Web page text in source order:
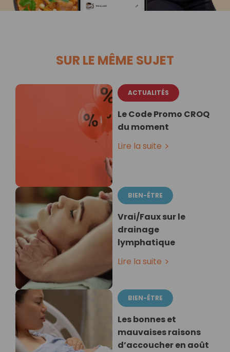
SUR LE MÊME SUJET
ACTUALITÉS
Le Code Promo CROQ
du moment
Lire la suite
BIEN-ÊTRE
Vrai/Faux sur le
drainage
lymphatique
Lire la suite
BIEN-ÊTRE
Les bonnes et
mauvaises raisons
d’accoucher en août